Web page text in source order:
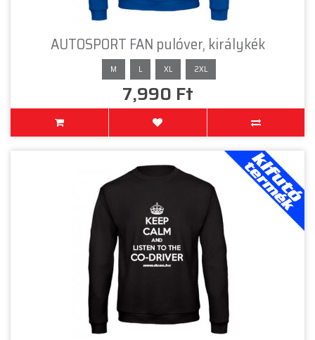
AUTOSPORT FAN pulóver, királykék
M L XL 2XL
7,990 Ft